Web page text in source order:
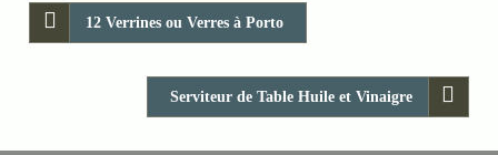
12 Verrines ou Verres à Porto
Serviteur de Table Huile et Vinaigre